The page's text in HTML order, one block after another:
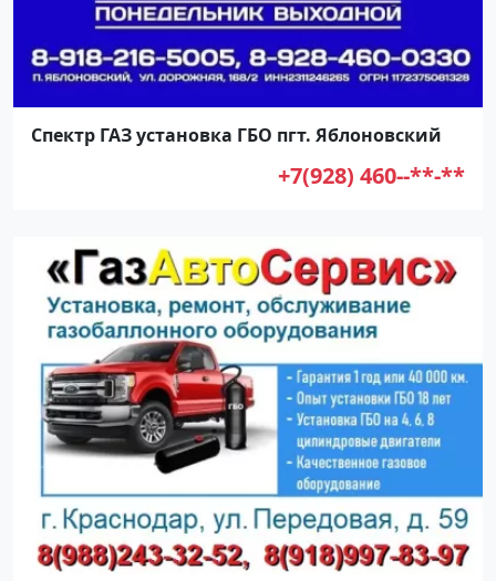
Спектр ГАЗ установка ГБО пгт. Яблоновский
+7(928) 460--**-**